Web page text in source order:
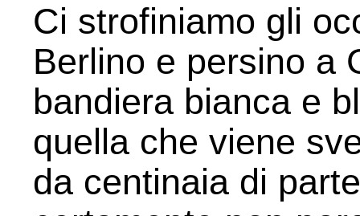
Ci strofiniamo gli
Berlino e persino a
bandiera bianca e
quella che viene
da centinaia di